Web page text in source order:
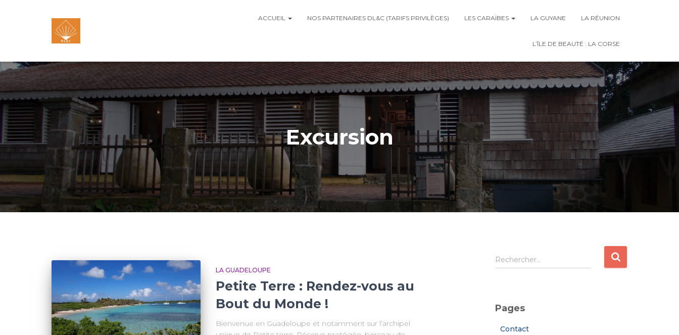
ACCUEIL NOS PARTENAIRES DL&C (TARIFS PRIVILÈGES) LES CARAÏBES LA GUYANE LA RÉUNION
L’ÎLE DE BEAUTÉ : LA CORSE
Excursion
LA GUADELOUPE
Petite Terre : Rendez-vous au
Bout du Monde !
Bienvenue en Guadeloupe et notamment sur l’archipel
R
e
r
Rechercher…
Pages
Contact